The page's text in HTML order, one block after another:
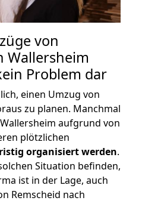
von
Wallersheim
Problem dar
einen Umzug von
zu planen. Manchmal
aufgrund von
plötzlichen
organisiert werden.
Situation befinden,
ist in der Lage, auch
Remscheid nach